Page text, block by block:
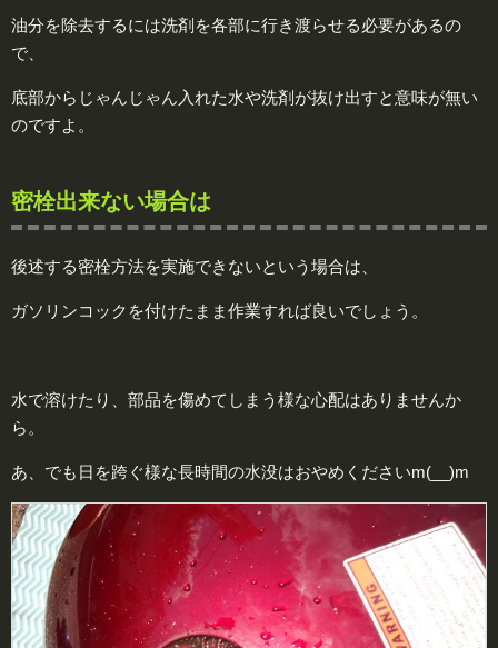
油分を除去するには洗剤を各部に行き渡らせる必要があるの
で、
底部からじゃんじゃん入れた水や洗剤が抜け出すと意味が無い
のですよ。
密栓出来ない場合は
後述する密栓方法を実施できないという場合は、
ガソリンコックを付けたまま作業すれば良いでしょう。
水で溶けたり、部品を傷めてしまう様な心配はありませんか
ら。
あ、でも日を跨ぐ様な長時間の水没はおやめくださいm(__)m